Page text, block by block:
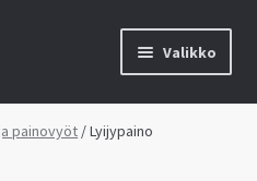
Valikko
painovyöt / Lyijypaino